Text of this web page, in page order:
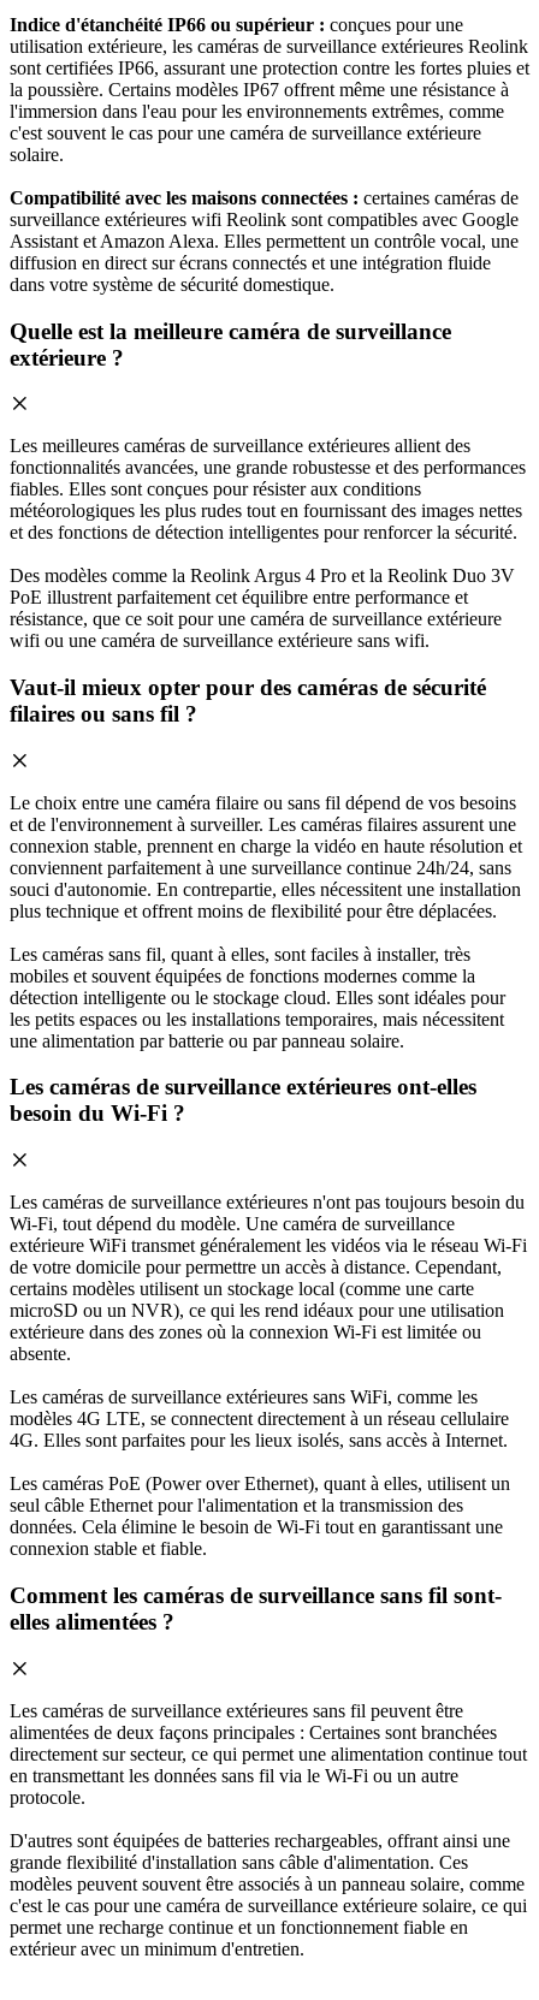
Indice d'étanchéité IP66 ou supérieur : conçues pour une
utilisation extérieure, les caméras de surveillance extérieures Reolink
sont certifiées IP66, assurant une protection contre les fortes pluies et
la poussière. Certains modèles IP67 offrent même une résistance à
l'immersion dans l'eau pour les environnements extrêmes, comme
c'est souvent le cas pour une caméra de surveillance extérieure
solaire.
Compatibilité avec les maisons connectées : certaines caméras de
surveillance extérieures wifi Reolink sont compatibles avec Google
Assistant et Amazon Alexa. Elles permettent un contrôle vocal, une
diffusion en direct sur écrans connectés et une intégration fluide
dans votre système de sécurité domestique.
Quelle est la meilleure caméra de surveillance
extérieure ?
Les meilleures caméras de surveillance extérieures allient des
fonctionnalités avancées, une grande robustesse et des performances
fiables. Elles sont conçues pour résister aux conditions
météorologiques les plus rudes tout en fournissant des images nettes
et des fonctions de détection intelligentes pour renforcer la sécurité.
Des modèles comme la Reolink Argus 4 Pro et la Reolink Duo 3V
PoE illustrent parfaitement cet équilibre entre performance et
résistance, que ce soit pour une caméra de surveillance extérieure
wifi ou une caméra de surveillance extérieure sans wifi.
Vaut-il mieux opter pour des caméras de sécurité
filaires ou sans fil ?
Le choix entre une caméra filaire ou sans fil dépend de vos besoins
et de l'environnement à surveiller. Les caméras filaires assurent une
connexion stable, prennent en charge la vidéo en haute résolution et
conviennent parfaitement à une surveillance continue 24h/24, sans
souci d'autonomie. En contrepartie, elles nécessitent une installation
plus technique et offrent moins de flexibilité pour être déplacées.
Les caméras sans fil, quant à elles, sont faciles à installer, très
mobiles et souvent équipées de fonctions modernes comme la
détection intelligente ou le stockage cloud. Elles sont idéales pour
les petits espaces ou les installations temporaires, mais nécessitent
une alimentation par batterie ou par panneau solaire.
Les caméras de surveillance extérieures ont-elles
besoin du Wi-Fi ?
Les caméras de surveillance extérieures n'ont pas toujours besoin du
Wi-Fi, tout dépend du modèle. Une caméra de surveillance
extérieure WiFi transmet généralement les vidéos via le réseau Wi-Fi
de votre domicile pour permettre un accès à distance. Cependant,
certains modèles utilisent un stockage local (comme une carte
microSD ou un NVR), ce qui les rend idéaux pour une utilisation
extérieure dans des zones où la connexion Wi-Fi est limitée ou
absente.
Les caméras de surveillance extérieures sans WiFi, comme les
modèles 4G LTE, se connectent directement à un réseau cellulaire
4G. Elles sont parfaites pour les lieux isolés, sans accès à Internet.
Les caméras PoE (Power over Ethernet), quant à elles, utilisent un
seul câble Ethernet pour l'alimentation et la transmission des
données. Cela élimine le besoin de Wi-Fi tout en garantissant une
connexion stable et fiable.
Comment les caméras de surveillance sans fil sont-
elles alimentées ?
Les caméras de surveillance extérieures sans fil peuvent être
alimentées de deux façons principales : Certaines sont branchées
directement sur secteur, ce qui permet une alimentation continue tout
en transmettant les données sans fil via le Wi-Fi ou un autre
protocole.
D'autres sont équipées de batteries rechargeables, offrant ainsi une
grande flexibilité d'installation sans câble d'alimentation. Ces
modèles peuvent souvent être associés à un panneau solaire, comme
c'est le cas pour une caméra de surveillance extérieure solaire, ce qui
permet une recharge continue et un fonctionnement fiable en
extérieur avec un minimum d'entretien.